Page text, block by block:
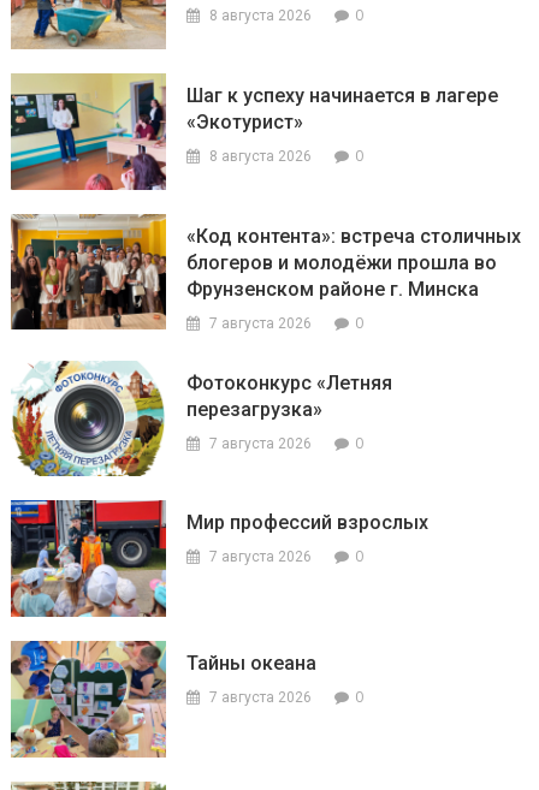
8 августа 2026 0
Шаг к успеху начинается в лагере
«Экотурист»
8 августа 2026 0
«Код контента»: встреча столичных
блогеров и молодёжи прошла во
Фрунзенском районе г. Минска
7 августа 2026 0
Фотоконкурс «Летняя
перезагрузка»
7 августа 2026 0
Мир профессий взрослых
7 августа 2026 0
Тайны океана
7 августа 2026 0